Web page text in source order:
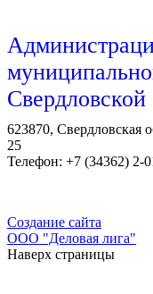
Свердловской
623870, Свердловская
25
Телефон: +7 (34362) 2-
Создание сайта
ООО "Деловая лига"
Наверх страницы